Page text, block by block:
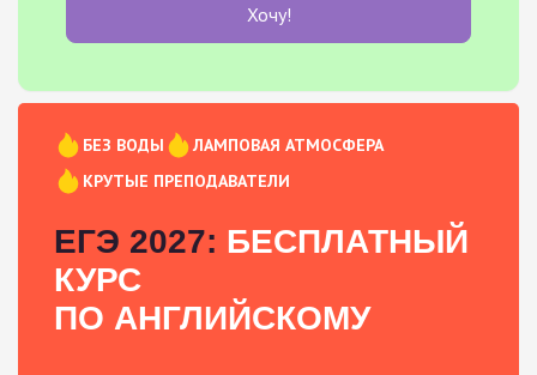
Хочу!
БЕЗ ВОДЫ
ЛАМПОВАЯ АТМОСФЕРА
КРУТЫЕ ПРЕПОДАВАТЕЛИ
ЕГЭ 2027: БЕСПЛАТНЫЙ
КУРС
ПО АНГЛИЙСКОМУ